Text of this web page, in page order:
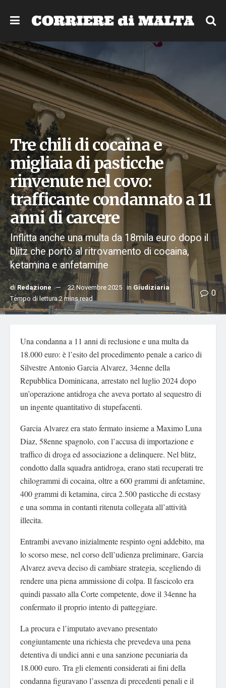
Tre chili di cocaina e
migliaia di pasticche
rinvenute nel covo:
trafficante condannato a 11
anni di carcere
Inflitta anche una multa da 18mila euro dopo il
blitz che portò al ritrovamento di cocaina,
ketamina e anfetamine
di Redazione 22 Novembre 2025 in Giudiziaria
Tempo di lettura:2 mins read
0
Una condanna a 11 anni di reclusione e una multa da
18.000 euro: è l’esito del procedimento penale a carico di
Silvestre Antonio Garcia Alvarez, 34enne della
Repubblica Dominicana, arrestato nel luglio 2024 dopo
un’operazione antidroga che aveva portato al sequestro di
un ingente quantitativo di stupefacenti.
Garcia Alvarez era stato fermato insieme a Maximo Luna
Diaz, 58enne spagnolo, con l’accusa di importazione e
traffico di droga ed associazione a delinquere. Nel blitz,
condotto dalla squadra antidroga, erano stati recuperati tre
chilogrammi di cocaina, oltre a 600 grammi di anfetamine,
400 grammi di ketamina, circa 2.500 pasticche di ecstasy
e una somma in contanti ritenuta collegata all’attività
illecita.
Entrambi avevano inizialmente respinto ogni addebito, ma
lo scorso mese, nel corso dell’udienza preliminare, Garcia
Alvarez aveva deciso di cambiare strategia, scegliendo di
rendere una piena ammissione di colpa. Il fascicolo era
quindi passato alla Corte competente, dove il 34enne ha
confermato il proprio intento di patteggiare.
La procura e l’imputato avevano presentato
congiuntamente una richiesta che prevedeva una pena
detentiva di undici anni e una sanzione pecuniaria da
18.000 euro. Tra gli elementi considerati ai fini della
condanna figuravano l’assenza di precedenti penali e il